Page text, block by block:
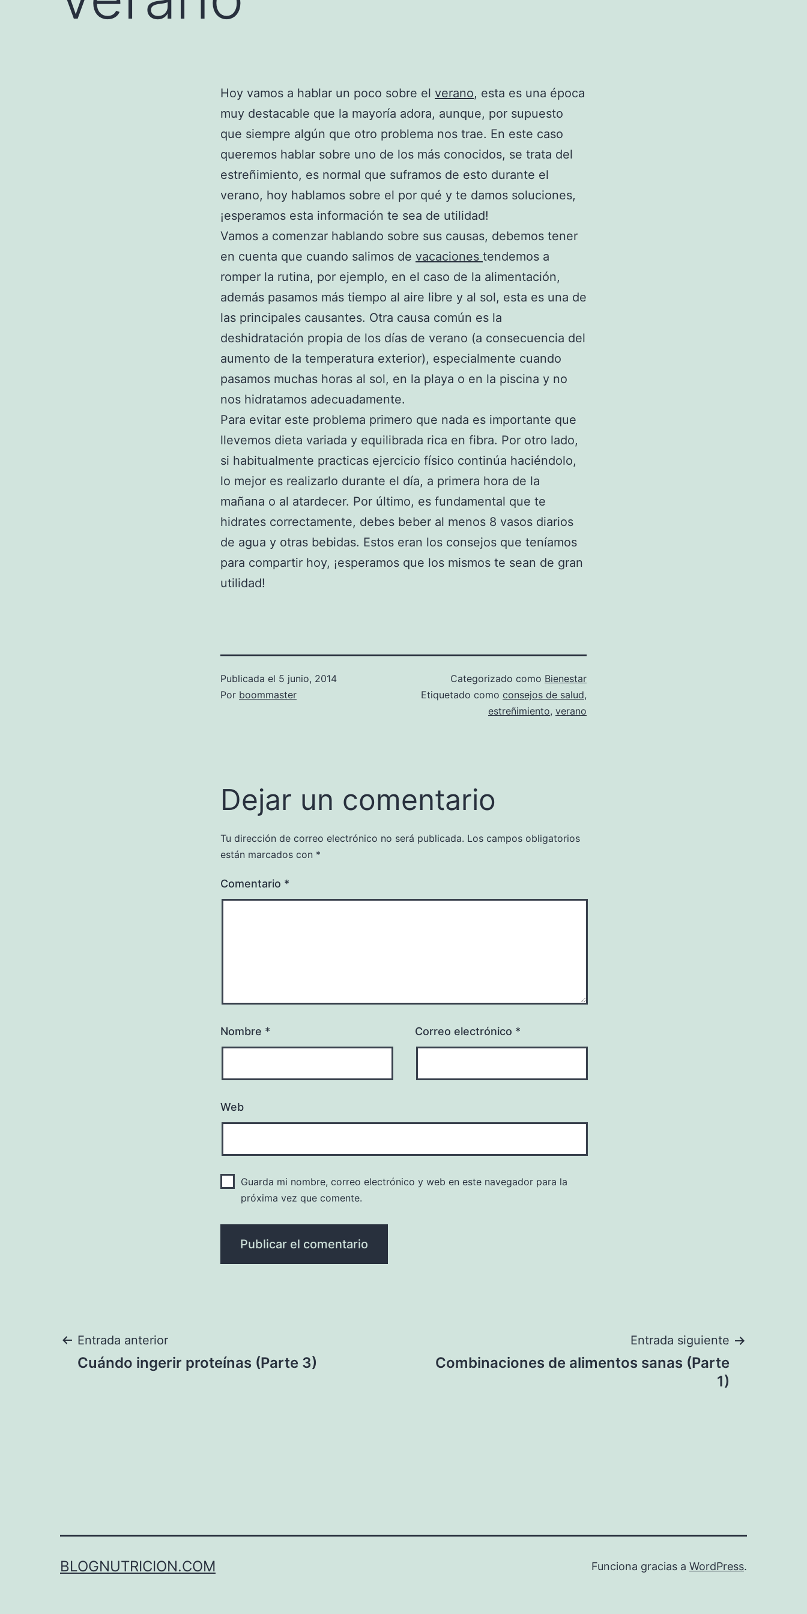
Hoy vamos a hablar un poco sobre el verano, esta es una época
muy destacable que la mayoría adora, aunque, por supuesto
que siempre algún que otro problema nos trae. En este caso
queremos hablar sobre uno de los más conocidos, se trata del
estreñimiento, es normal que suframos de esto durante el
verano, hoy hablamos sobre el por qué y te damos soluciones,
¡esperamos esta información te sea de utilidad!
Vamos a comenzar hablando sobre sus causas, debemos tener
en cuenta que cuando salimos de vacaciones tendemos a
romper la rutina, por ejemplo, en el caso de la alimentación,
además pasamos más tiempo al aire libre y al sol, esta es una de
las principales causantes. Otra causa común es la
deshidratación propia de los días de verano (a consecuencia del
aumento de la temperatura exterior), especialmente cuando
pasamos muchas horas al sol, en la playa o en la piscina y no
nos hidratamos adecuadamente.
Para evitar este problema primero que nada es importante que
llevemos dieta variada y equilibrada rica en fibra. Por otro lado,
si habitualmente practicas ejercicio físico continúa haciéndolo,
lo mejor es realizarlo durante el día, a primera hora de la
mañana o al atardecer. Por último, es fundamental que te
hidrates correctamente, debes beber al menos 8 vasos diarios
de agua y otras bebidas. Estos eran los consejos que teníamos
para compartir hoy, ¡esperamos que los mismos te sean de gran
utilidad!
Publicada el 5 junio, 2014
Por boommaster
Categorizado como Bienestar
Etiquetado como consejos de salud,
estreñimiento, verano
Dejar un comentario
Tu dirección de correo electrónico no será publicada. Los campos obligatorios
están marcados con *
Comentario *
Nombre * Correo electrónico *
Web
Guarda mi nombre, correo electrónico y web en este navegador para la
próxima vez que comente.
Navegación
Entrada anterior
Cuándo ingerir proteínas (Parte 3)
Entrada siguiente
Combinaciones de alimentos sanas (Parte
1)
BLOGNUTRICION.COM Funciona gracias a WordPress.